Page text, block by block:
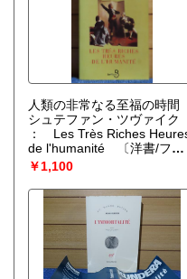
人類の非常なる至福の時間
シュテファン・ツヴァイク
： Les Très Riches
de l'humanité 〔洋書/フラ
ンス語〕
ツヴァイク : Stefan
Zweig ；Traduit de
l'Allemand par Alzin Hella et
Hélène Denis）
￥1,100